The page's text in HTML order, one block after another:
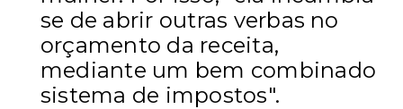
se de abrir outras verbas no
orçamento da receita,
mediante um bem combinado
sistema de impostos".